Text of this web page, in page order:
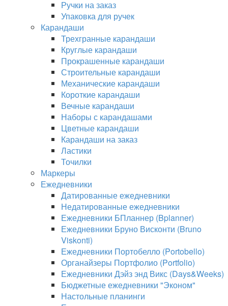
Ручки на заказ
Упаковка для ручек
Карандаши
Трехгранные карандаши
Круглые карандаши
Прокрашенные карандаши
Строительные карандаши
Механические карандаши
Короткие карандаши
Вечные карандаши
Наборы с карандашами
Цветные карандаши
Карандаши на заказ
Ластики
Точилки
Маркеры
Ежедневники
Датированные ежедневники
Недатированные ежедневники
Ежедневники БПланнер (Bplanner)
Ежедневники Бруно Висконти (Bruno
Viskonti)
Ежедневники Портобелло (Portobello)
Органайзеры Портфолио (Portfolio)
Ежедневники Дэйз энд Викс (Days&Weeks)
Бюджетные ежедневники "Эконом"
Настольные планинги